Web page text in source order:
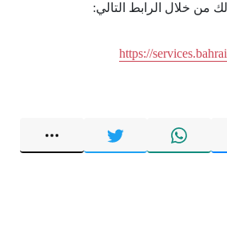
من خلال الرابط التالي:
https://